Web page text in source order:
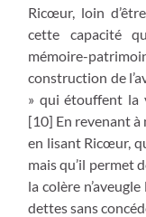
Ricœur, loin
cette capacité
mémoire-
construction de
» qui étouffent la
[10] En revenant à
en lisant Ricœur,
mais qu’il permet
la colère
dettes sans